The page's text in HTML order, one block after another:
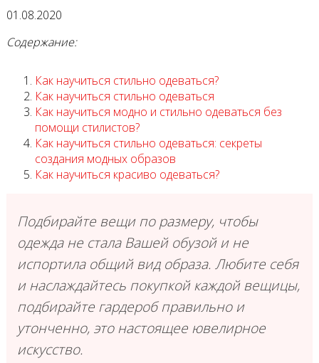
01.08.2020
Содержание:
Как научиться стильно одеваться?
Как научиться стильно одеваться
Как научиться модно и стильно одеваться без
помощи стилистов?
Как научиться стильно одеваться: секреты
создания модных образов
Как научиться красиво одеваться?
Подбирайте вещи по размеру, чтобы
одежда не стала Вашей обузой и не
испортила общий вид образа. Любите себя
и наслаждайтесь покупкой каждой вещицы,
подбирайте гардероб правильно и
утонченно, это настоящее ювелирное
искусство.